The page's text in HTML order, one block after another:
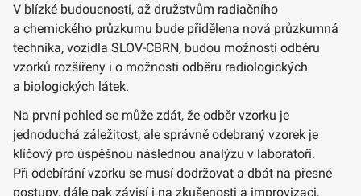
V blízké budoucnosti, až družstvům radiačního
a chemického průzkumu bude přidělena nová průzkumná
technika, vozidla SLOV-CBRN, budou možnosti odběru
vzorků rozšířeny i o možnosti odběru radiologických
a biologických látek.
Na první pohled se může zdát, že odběr vzorku je
jednoduchá záležitost, ale správně odebraný vzorek je
klíčový pro úspěšnou následnou analýzu v laboratoři.
Při odebírání vzorku se musí dodržovat a dbát na přesné
postupy, dále pak závisí i na zkušenosti a improvizaci,